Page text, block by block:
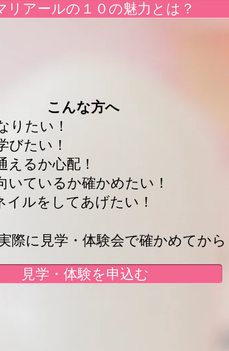
リアールの１０の魅力とは？
こんな方へ
りたい！
びたい！
えるか心配！
いているか確かめたい！
イルをしてあげたい！​
際に見学・体験会で確かめてか
見学・体験を申込む